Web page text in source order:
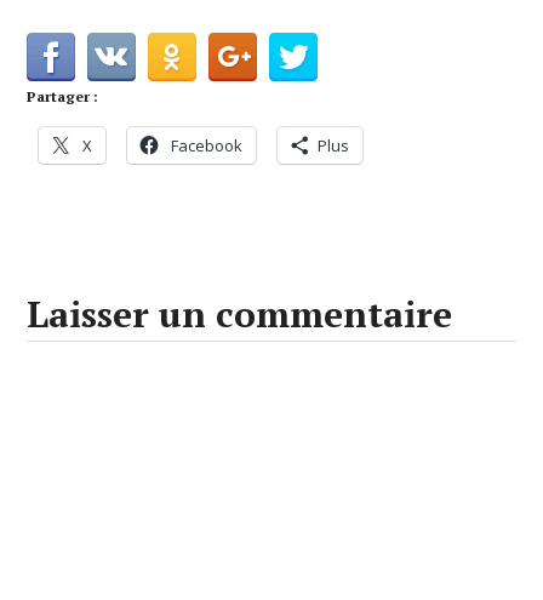
Partager :
X Facebook Plus
Laisser un commentaire